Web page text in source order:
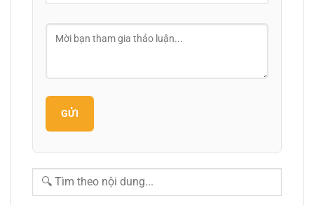
GỬI